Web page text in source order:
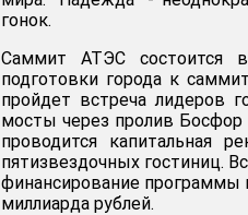
гонок.
Саммит АТЭС состоится
подготовки города к
пройдет встреча лидеров
мосты через пролив Босфор
проводится капитальная
пятизвездочных гостиниц.
финансирование программы
миллиарда рублей.